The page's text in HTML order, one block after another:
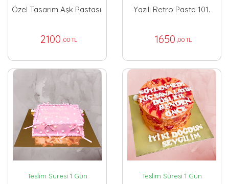
Özel Tasarım Aşk Pastası.
2100 ,00 TL
Yazılı Retro Pasta 101.
1650 ,00 TL
Teslim Süresi 1 Gün Teslim Süresi 1 Gün